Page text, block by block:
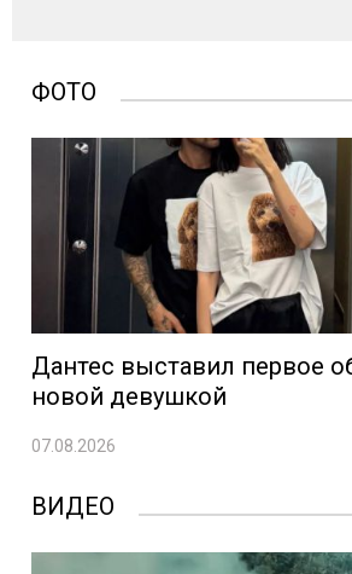
ФОТО
Дантес выставил первое
новой девушкой
07.08.2026
ВИДЕО